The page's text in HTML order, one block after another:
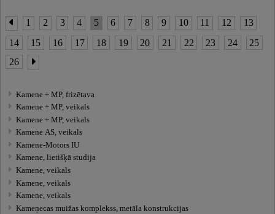
1 2 3 4 5 6 7 8 9 10 11 12
13
14
15 16 17 18 19 20 21 22 23 24
25
26
Kamene + MP, frizētava
Kamene + MP, veikals
Kamene + MP, veikals
Kamene AS, veikals
Kamene-Motors IU
Kamene, lietišķā studija
Kamene, veikals
Kamene, veikals
Kamene, veikals
Kameņecas muižas komplekss, metāla konstrukcijas